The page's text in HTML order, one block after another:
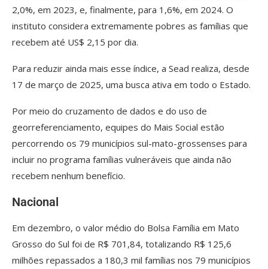
2,0%, em 2023, e, finalmente, para 1,6%, em 2024. O
instituto considera extremamente pobres as famílias que
recebem até US$ 2,15 por dia.
Para reduzir ainda mais esse índice, a Sead realiza, desde
17 de março de 2025, uma busca ativa em todo o Estado.
Por meio do cruzamento de dados e do uso de
georreferenciamento, equipes do Mais Social estão
percorrendo os 79 municípios sul-mato-grossenses para
incluir no programa famílias vulneráveis que ainda não
recebem nenhum benefício.
Nacional
Em dezembro, o valor médio do Bolsa Família em Mato
Grosso do Sul foi de R$ 701,84, totalizando R$ 125,6
milhões repassados a 180,3 mil famílias nos 79 municípios